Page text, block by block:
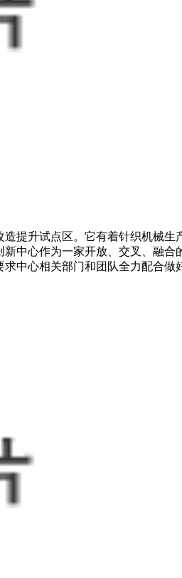
提升试点区。它有着针织机械生
中心作为一家开放、交叉、融合
中心相关部门和团队全力配合做